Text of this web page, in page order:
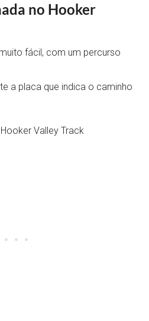
no Hooker
fácil, com um percurso
a placa que indica o caminho